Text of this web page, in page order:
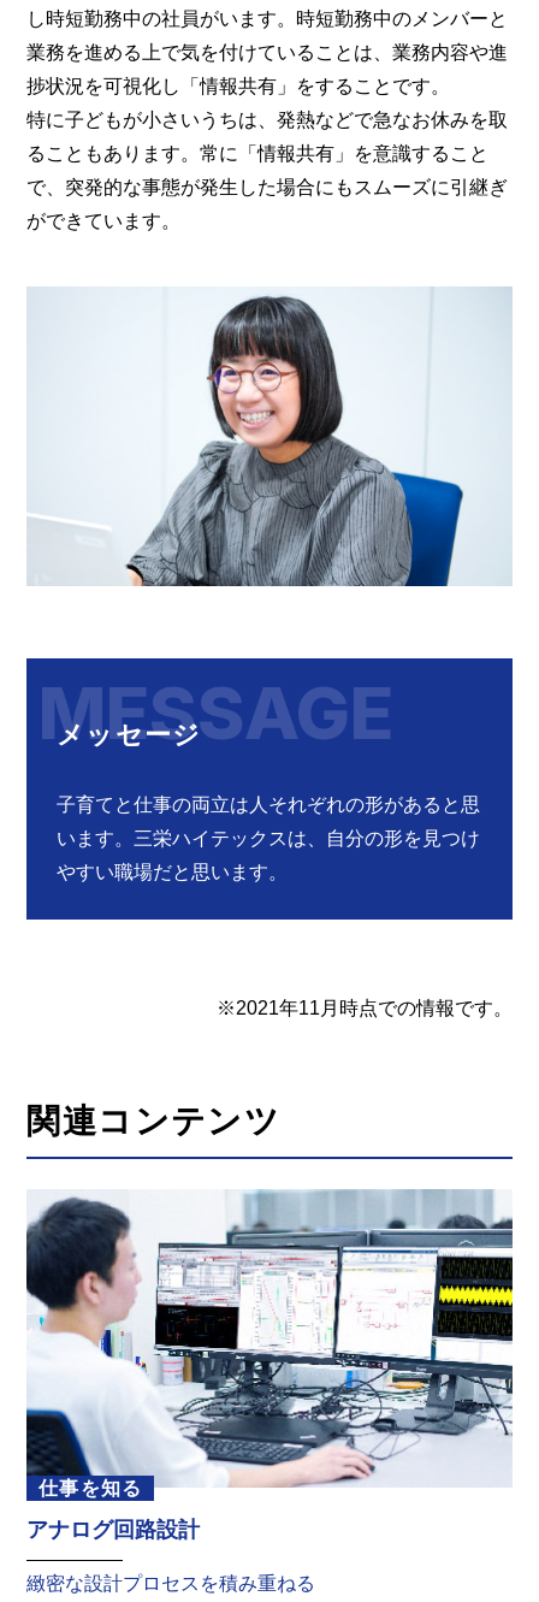
し時短勤務中の社員がいます。時短勤務中のメンバーと
業務を進める上で気を付けていることは、業務内容や進
捗状況を可視化し「情報共有」をすることです。
特に子どもが小さいうちは、発熱などで急なお休みを取
ることもあります。常に「情報共有」を意識すること
で、突発的な事態が発生した場合にもスムーズに引継ぎ
ができています。
MESSAGE
メッセージ
子育てと仕事の両立は人それぞれの形があると思
います。三栄ハイテックスは、自分の形を見つけ
やすい職場だと思います。
※2021年11月時点での情報です。
関連コンテンツ
仕事を知る
アナログ回路設計
緻密な設計プロセスを積み重ねる